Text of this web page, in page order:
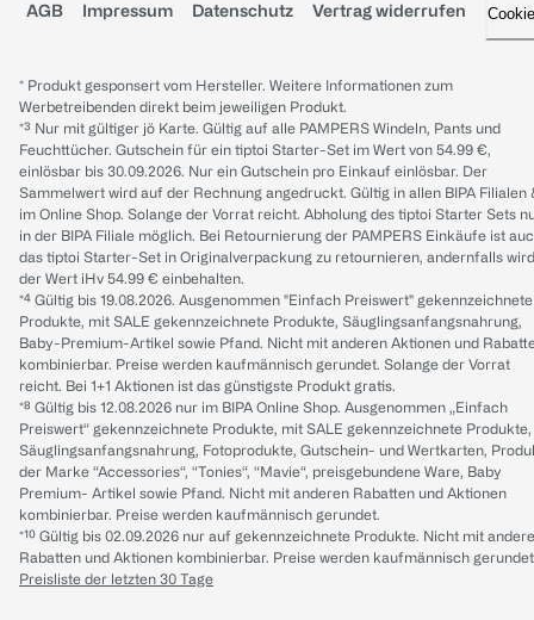
AGB Impressum Datenschutz Vertrag widerrufen
* Produkt gesponsert vom Hersteller. Weitere Informationen zum
Werbetreibenden direkt beim jeweiligen Produkt.
*³ Nur mit gültiger jö Karte. Gültig auf alle PAMPERS Windeln, Pants und
Feuchttücher. Gutschein für ein tiptoi Starter-Set im Wert von 54.99 €,
einlösbar bis 30.09.2026. Nur ein Gutschein pro Einkauf einlösbar. Der
Sammelwert wird auf der Rechnung angedruckt. Gültig in allen BIPA Filialen
im Online Shop. Solange der Vorrat reicht. Abholung des tiptoi Starter Sets
in der BIPA Filiale möglich. Bei Retournierung der PAMPERS Einkäufe ist
das tiptoi Starter-Set in Originalverpackung zu retournieren, andernfalls wird
der Wert iHv 54.99 € einbehalten.
*⁴ Gültig bis 19.08.2026. Ausgenommen "Einfach Preiswert" gekennzeichnete
Produkte, mit SALE gekennzeichnete Produkte, Säuglingsanfangsnahrung,
Baby-Premium-Artikel sowie Pfand. Nicht mit anderen Aktionen und
kombinierbar. Preise werden kaufmännisch gerundet. Solange der Vorrat
reicht. Bei 1+1 Aktionen ist das günstigste Produkt gratis.
*⁸ Gültig bis 12.08.2026 nur im BIPA Online Shop. Ausgenommen „Einfach
Preiswert“ gekennzeichnete Produkte, mit SALE gekennzeichnete Produkte,
Säuglingsanfangsnahrung, Fotoprodukte, Gutschein- und Wertkarten,
der Marke “Accessories“, “Tonies“, “Mavie“, preisgebundene Ware, Baby
Premium- Artikel sowie Pfand. Nicht mit anderen Rabatten und Aktionen
kombinierbar. Preise werden kaufmännisch gerundet.
*¹⁰ Gültig bis 02.09.2026 nur auf gekennzeichnete Produkte. Nicht mit
Rabatten und Aktionen kombinierbar. Preise werden kaufmännisch
Preisliste der letzten 30 Tage